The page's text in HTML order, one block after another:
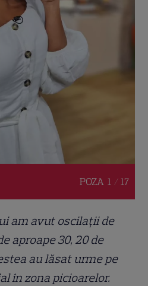
POZA 1 / 17
am avut oscilații de
aproape 30, 20 de
au lăsat urme pe
în zona picioarelor.